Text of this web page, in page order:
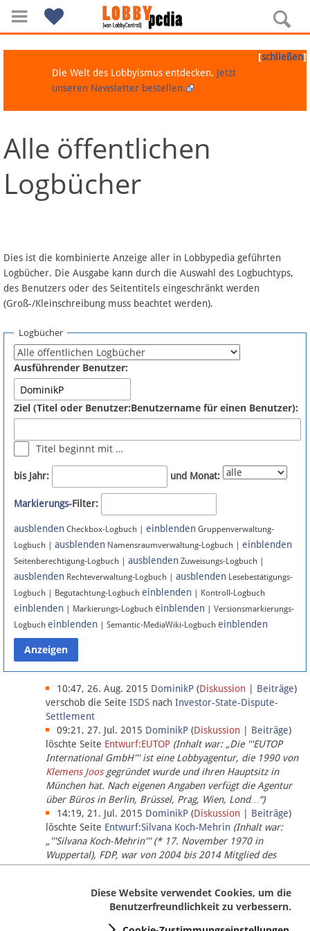
Navigation
Über Lobbypedia
Artikel nach Kategorien
FAQ
Fördermitglied werden
Fehler melden
Newsletter
Bluesky
Facebook
Instagram
Anmelden
Datenschutz
Über Lobbypedia
Impressum
[schließen]
Die Welt des Lobbyismus entdecken. Jetzt
unseren Newsletter bestellen.
Alle öffentlichen
Logbücher
Dies ist die kombinierte Anzeige aller in Lobbypedia geführten
Logbücher. Die Ausgabe kann durch die Auswahl des Logbuchtyps,
des Benutzers oder des Seitentitels eingeschränkt werden
(Groß-/Kleinschreibung muss beachtet werden).
Logbücher
Ausführender Benutzer:
Ziel (Titel oder Benutzer:Benutzername für einen Benutzer):
Titel beginnt mit …
bis Jahr: und Monat:
Markierungs-Filter:
ausblenden Checkbox-Logbuch | einblenden Gruppenverwaltung-
Logbuch | ausblenden Namensraumverwaltung-Logbuch | einblenden
Seitenberechtigung-Logbuch | ausblenden Zuweisungs-Logbuch |
ausblenden Rechteverwaltung-Logbuch | ausblenden Lesebestätigungs-
Logbuch | Begutachtung-Logbuch einblenden | Kontroll-Logbuch
einblenden | Markierungs-Logbuch einblenden | Versionsmarkierungs-
Logbuch einblenden | Semantic-MediaWiki-Logbuch einblenden
10:47, 26. Aug. 2015 DominikP (Diskussion Beiträge)
verschob die Seite ISDS nach Investor-State-Dispute-
Settlement
09:21, 27. Jul. 2015 DominikP (Diskussion Beiträge)
löschte Seite Entwurf:EUTOP (Inhalt war: „Die '''EUTOP
International GmbH''' ist eine Lobbyagentur, die 1990 von
Klemens Joosgegründet wurde und ihren Hauptsitz in
München hat. Nach eigenen Angaben verfügt die Agentur
über Büros in Berlin, Brüssel, Prag, Wien, Lond…“)
14:19, 21. Jul. 2015 DominikP (Diskussion Beiträge)
löschte Seite Entwurf:Silvana Koch-Mehrin (Inhalt war:
„'''Silvana Koch-Mehrin''' (* 17. November 1970 in
Wuppertal), FDP, war von 2004 bis 2014 Mitglied des
Europäischen Parlaments, seit November 2014 ist sie für
Diese Website verwendet Cookies, um die
Benutzerfreundlichkeit zu verbessern.